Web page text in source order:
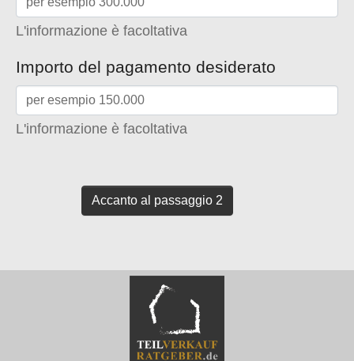
L'informazione è facoltativa
Importo del pagamento desiderato
L'informazione è facoltativa
Accanto al passaggio 2